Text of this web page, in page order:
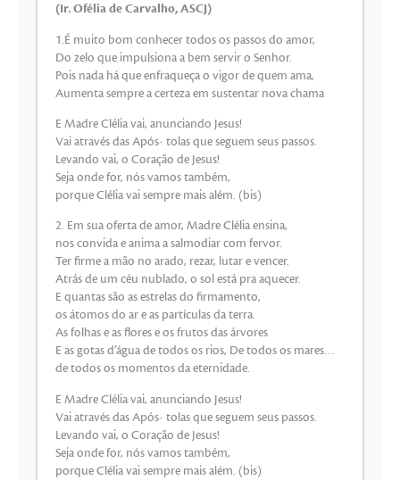
(Ir. Ofélia de Carvalho, ASCJ)
1.É muito bom conhecer todos os passos do amor,
Do zelo que impulsiona a bem servir o Senhor.
Pois nada há que enfraqueça o vigor de quem ama,
Aumenta sempre a certeza em sustentar nova chama
E Madre Clélia vai, anunciando Jesus!
Vai através das Após- tolas que seguem seus passos.
Levando vai, o Coração de Jesus!
Seja onde for, nós vamos também,
porque Clélia vai sempre mais além. (bis)
2. Em sua oferta de amor, Madre Clélia ensina,
nos convida e anima a salmodiar com fervor.
Ter firme a mão no arado, rezar, lutar e vencer.
Atrás de um céu nublado, o sol está pra aquecer.
E quantas são as estrelas do firmamento,
os átomos do ar e as partículas da terra.
As folhas e as flores e os frutos das árvores
E as gotas d’água de todos os rios, De todos os mares…
de todos os momentos da eternidade.
E Madre Clélia vai, anunciando Jesus!
Vai através das Após- tolas que seguem seus passos.
Levando vai, o Coração de Jesus!
Seja onde for, nós vamos também,
porque Clélia vai sempre mais além. (bis)